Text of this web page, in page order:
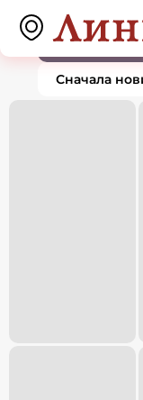
Подвески и
По
Сначала